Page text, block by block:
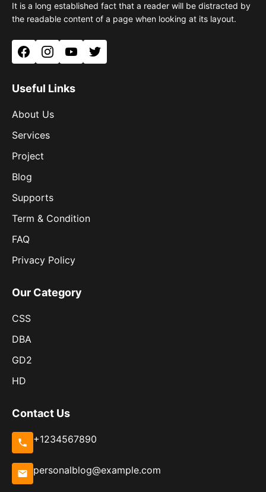
It is a long established fact that a reader will be distracted by
the readable content of a page when looking at its layout.
FacebookInstagramYouTubeTwitter
Useful Links
About Us
Services
Project
Blog
Supports
Term & Condition
FAQ
Privacy Policy
Our Category
CSS
DBA
GD2
HD
Contact Us
+1234567890
personalblog@example.com